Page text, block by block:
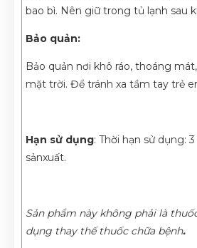
bao bì. Nên giữ trong tủ lạnh sau
Bảo quản:
Bảo quản nơi khô ráo, thoáng
mặt trời. Để tránh xa tầm tay trẻ
Hạn sử dụng: Thời hạn sử dụng:
sảnxuất.
Sản phẩm này không phải là
dụng thay thế thuốc chữa bệnh.